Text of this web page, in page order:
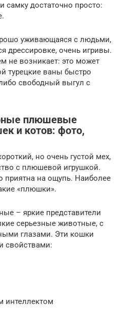
самку достаточно просто:
уживающаяся с людьми,
дрессировке, очень игривы.
не возникает: это может
турецкие ваны быстро
свободный выгул с
плюшевые
и котов: фото,
но очень густой мех,
с плюшевой игрушкой.
приятна на ощупь. Наиболее
«плюшки».
– яркие представители
серьезные животные, с
глазами. Эти кошки
свойствами:
интеллектом